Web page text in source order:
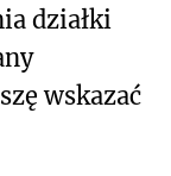
działki
wskazać